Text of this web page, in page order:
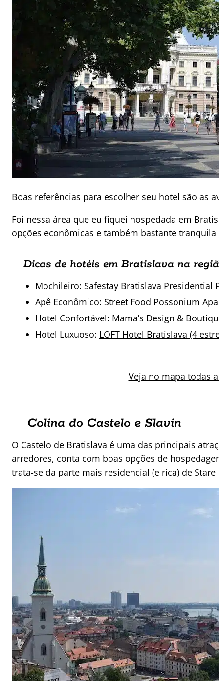
Boas referências para escolher seu hotel são as
Foi nessa área que eu fiquei hospedada em
opções econômicas e também bastante tranquila
Dicas de hotéis em Bratislava na
Mochileiro: Safestay Bratislava Presidential
Apê Econômico: Street Food Possonium
Hotel Confortável: Mama’s Design &
Hotel Luxuoso: LOFT Hotel Bratislava (4
Veja no mapa todas
Colina do Castelo e Slavin
O Castelo de Bratislava é uma das principais
arredores, conta com boas opções de
trata-se da parte mais residencial (e rica) de Stare